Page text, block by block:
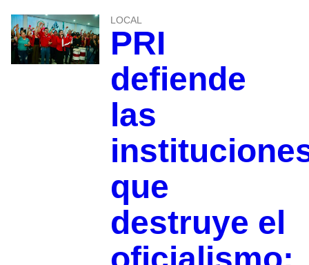
LOCAL
PRI
defiende
las
que
destruye el